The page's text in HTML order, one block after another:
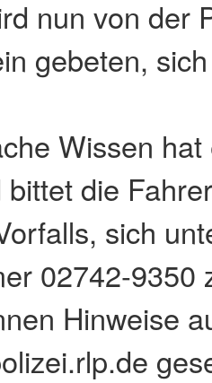
nun von der
gebeten,
Wissen
die
sich
02742-9350
Hinweise